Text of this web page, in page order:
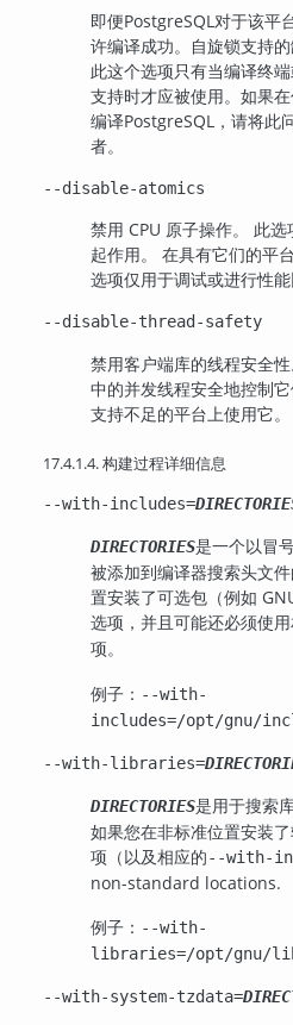
即便PostgreSQL 对于该平
许编译成功。自旋锁支持
此这个选项只有当编译终
支持时才应被使用。如果
编译PostgreSQL ，请将此
者。
--disable-atomics
禁用 CPU 原子操作。 此
起作用。 在具有它们的平
选项仅用于调试或进行性能
--disable-thread-safety
禁用客户端库的线程安全
中的并发线程安全地控制
支持不足的平台上使用它。
17.4.1.4. 构建过程详细信息
--with-includes=
DIRECTORIES是一个以冒
被添加到编译器搜索头文
置安装了可选包（例如
选项，并且可能还必须使
项。
例子： --with-
includes=/opt/gnu/
--with-libraries=
DIRECTORIES是用于搜索
如果您在非标准位置安装
项（以及相应的--with-
non-standard locations.
例子： --with-
libraries=/opt/gnu/
--with-system-tzdata=